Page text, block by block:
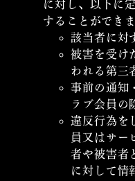
に対し、以下に
することができま
該当者に対
被害を受け
われる第三
事前の通知
ラブ会員の
違反行為を
員又はサー
者や被害者
に対して情